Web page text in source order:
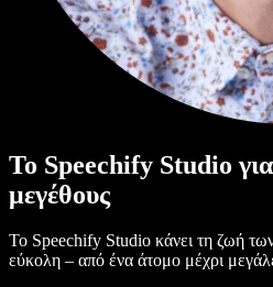
Το Speechify Studio
μεγέθους
Το Speechify Studio κάνει τη ζωή
εύκολη – από ένα άτομο μέχρι